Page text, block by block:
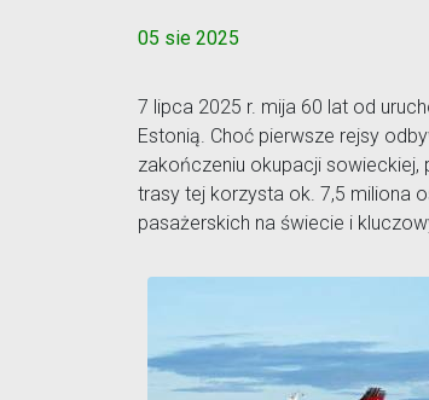
05 sie 2025
7 lipca 2025 r. mija 60 lat od
Estonią. Choć pierwsze rejsy
zakończeniu okupacji sowieckiej,
trasy tej korzysta ok. 7,5 miliona
pasażerskich na świecie i